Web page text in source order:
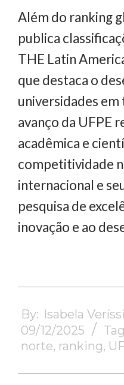
Além do ranking
publica
THE Latin
que destaca o
universidades
avanço da UFPE
acadêmica e
competitividade
internacional e
pesquisa de
inovação e ao
12-
09
By: Isabela
09/12/2025
norte, ranking,